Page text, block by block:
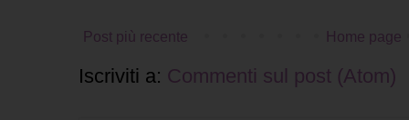
Post più recente Home page
Iscriviti a: Commenti sul post (Atom)